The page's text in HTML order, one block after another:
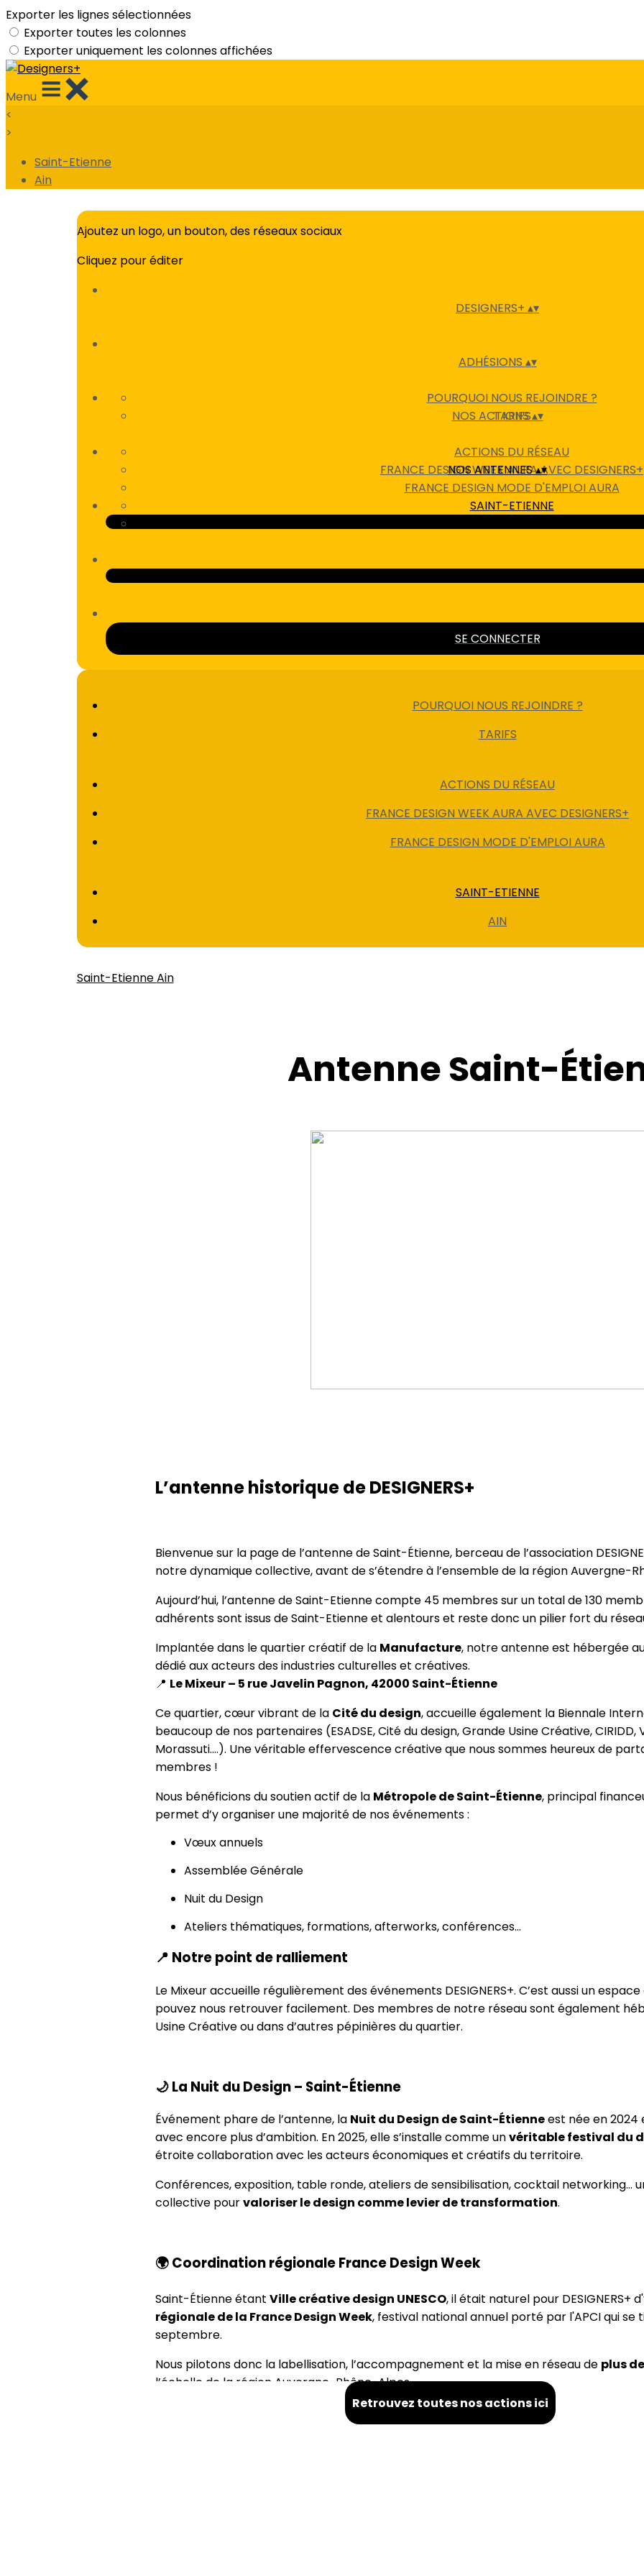
Exporter les lignes sélectionnées
Exporter toutes les colonnes
Exporter uniquement les colonnes affichées
Menu
<
>
Saint-Etienne
Ain
Ajoutez un logo, un bouton, des réseaux sociaux
Cliquez pour éditer
DESIGNERS+ ▴▾
ADHÉSIONS ▴▾
POURQUOI NOUS REJOINDRE ?
TARIFS
NOS ACTIONS▴▾
ACTIONS DU RÉSEAU
FRANCE DESIGN WEEK AURA AVEC DESIGNERS+
FRANCE DESIGN MODE D'EMPLOI AURA
NOS ANTENNES▴▾
SAINT-ETIENNE
SE CONNECTER
POURQUOI NOUS REJOINDRE ?
TARIFS
ACTIONS DU RÉSEAU
FRANCE DESIGN WEEK AURA AVEC DESIGNERS+
FRANCE DESIGN MODE D'EMPLOI AURA
SAINT-ETIENNE
AIN
Saint-EtienneAin
Antenne Saint-
L’antenne historique de DESIGNERS+
Bienvenue sur la page de l’antenne de Saint-Étienne, berceau de l’association
notre dynamique collective, avant de s’étendre à l’ensemble de la région Auvergne-
Aujourd’hui, l’antenne de Saint-Etienne compte 45 membres sur un total de 130
adhérents sont issus de Saint-Etienne et alentours et reste donc un pilier fort du
Implantée dans le quartier créatif de la Manufacture, notre antenne est hébergée
dédié aux acteurs des industries culturelles et créatives.
📍 Le Mixeur – 5 rue Javelin Pagnon, 42000 Saint-Étienne
Ce quartier, cœur vibrant de la Cité du design, accueille également la Biennale
beaucoup de nos partenaires (ESADSE, Cité du design, Grande Usine Créative, CIRIDD,
Morassuti....). Une véritable effervescence créative que nous sommes heureux de
membres !
Nous bénéficions du soutien actif de la Métropole de Saint-Étienne, principal
permet d’y organiser une majorité de nos événements :
Vœux annuels
Assemblée Générale
Nuit du Design
Ateliers thématiques, formations, afterworks, conférences...
📍 Notre point de ralliement
Le Mixeur accueille régulièrement des événements DESIGNERS+. C’est aussi un
pouvez nous retrouver facilement. Des membres de notre réseau sont également
Usine Créative ou dans d’autres pépinières du quartier.
🌙La Nuit du Design – Saint-Étienne
Événement phare de l’antenne, la Nuit du Design de Saint-Étienneest née en
avec encore plus d’ambition. En 2025, elle s’installe comme unvéritable festival du
étroite collaboration avec les acteurs économiques et créatifs du territoire.
Conférences, exposition, table ronde, ateliers de sensibilisation, cocktail networking…
collective pourvaloriser le design comme levier de transformation.
🌍Coordination régionale France Design Week
Saint-Étienne étant Ville créative design UNESCO, il était naturel pour DESIGNERS+
régionale de la France Design Week, festival national annuel porté par l'APCI qui se
septembre.
Nous pilotons donc la labellisation, l’accompagnement et la mise en réseau de plus
l’échelle de la région Auvergne-Rhône-Alpes.
Retrouvez toutes nos actions ici